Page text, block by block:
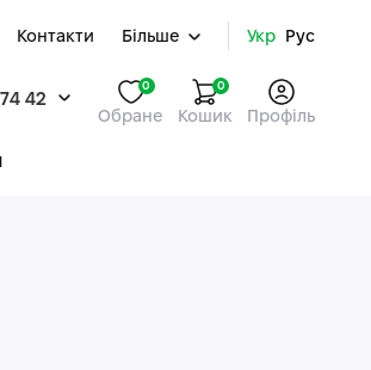
Контакти Більше Укр Рус
42
Обране
0 0
Кошик Профіль